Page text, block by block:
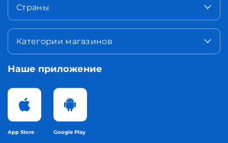
Страны
Категории магазинов
Наше приложение
App Store Google Play